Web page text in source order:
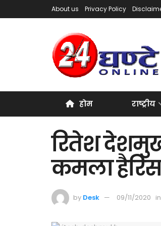
About us Privacy Policy
होम राष्ट्रीय
रितेश
कमला
by Desk 09/11/2020 in